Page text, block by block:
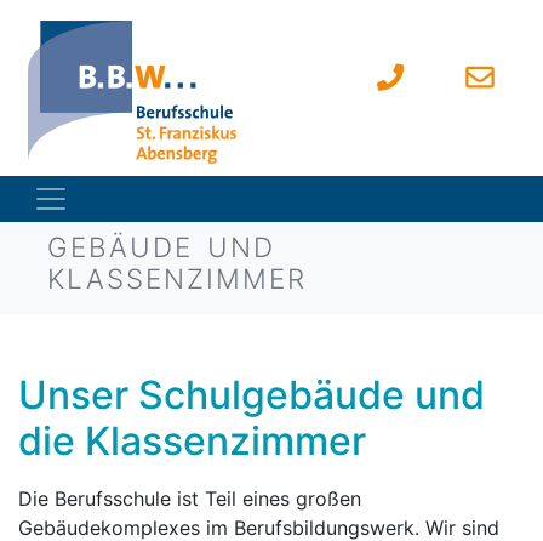
GEBÄUDE UND
KLASSENZIMMER
Unser Schulgebäude und
die Klassenzimmer
Die Berufsschule ist Teil eines großen
Gebäudekomplexes im Berufsbildungswerk. Wir sind